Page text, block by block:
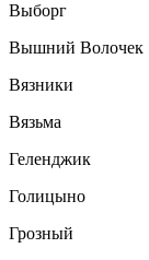
Выборг
Вышний Волочек
Вязники
Вязьма
Геленджик
Голицыно
Грозный